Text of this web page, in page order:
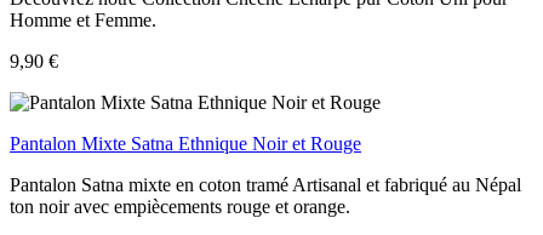
Homme et Femme.
9,90 €
Pantalon Mixte Satna Ethnique Noir et Rouge
Pantalon Satna mixte en coton tramé Artisanal et fabriqué au Népal
ton noir avec empiècements rouge et orange.